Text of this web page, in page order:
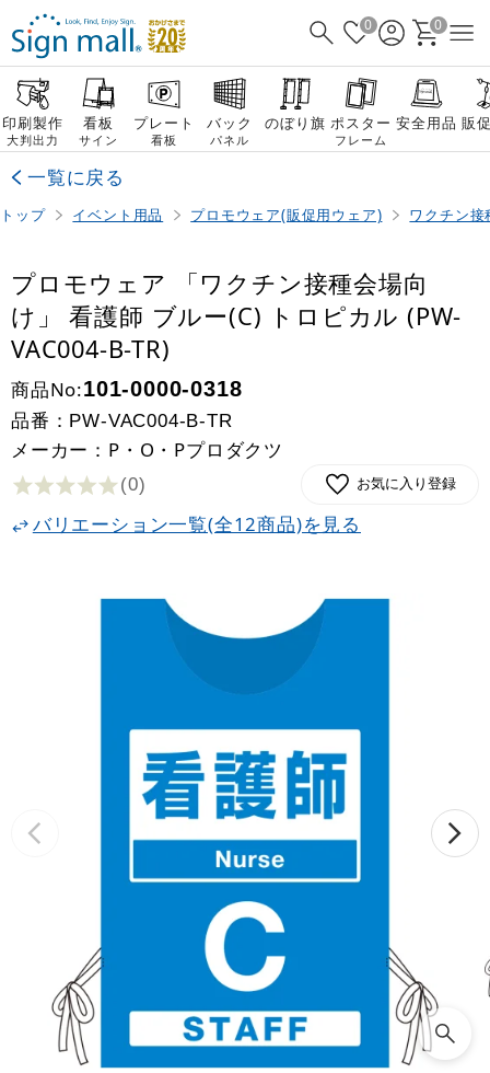
0 0
印刷製作
大判出力
看板
サイン
プレート
看板
バック
パネル
のぼり旗 ポスター
フレーム
安全用品 販
一覧に戻る
トップ イベント用品 プロモウェア(販促用ウェア) ワクチン
プロモウェア 「ワクチン接種会場向
け」 看護師 ブルー(C) トロピカル (PW-
VAC004-B-TR)
商品No:101-0000-0318
品番： PW-VAC004-B-TR
メーカー：P・O・Pプロダクツ
(0) お気に入り登録
バリエーション一覧(全12商品)を見る